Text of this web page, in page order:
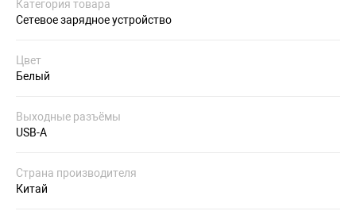
Категория товара
Сетевое зарядное устройство
Цвет
Белый
Выходные разъёмы
USB-A
Страна производителя
Китай